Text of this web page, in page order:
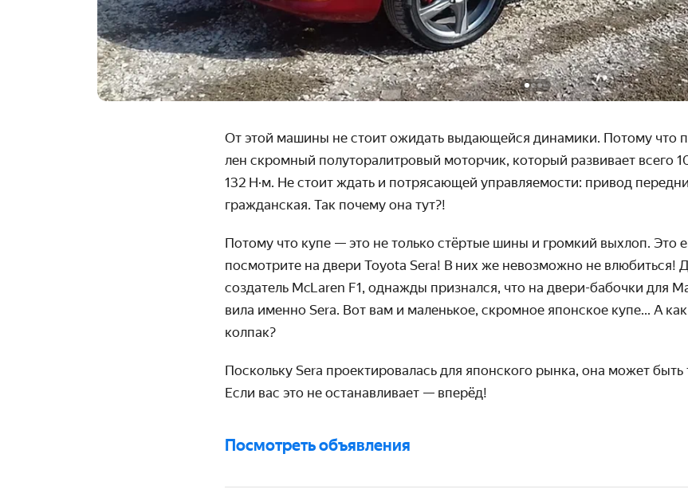
От этой машины не стоит ожидать выдающейся динамики. Потому что
лен скромный полутора­литровый моторчик, который развивает всего
132 Н·м. Не стоит ждать и потрясающей управ­ляемости: привод
гражданская. Так почему она тут?!
Потому что купе — это не только стёртые шины и громкий выхлоп. Это
посмотрите на двери Toyota Sera! В них же невозможно не влюбиться!
создатель McLaren F1, однажды признался, что на двери-бабочки для
вила именно Sera. Вот вам и маленькое, скромное японское купе... А
колпак?
Поскольку Sera проектировалась для японского рынка, она может быть
Если вас это не останав­ливает — вперёд!
Посмотреть объявления